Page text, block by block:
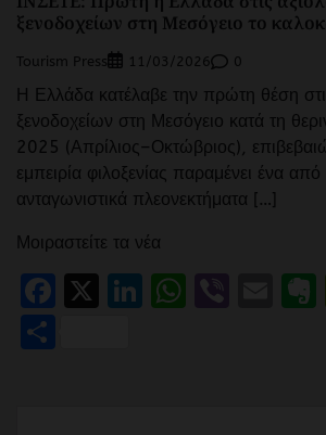
ξενοδοχείων στη Μεσόγειο το
Tourism Press 11/03/2026 0
Η Ελλάδα κατέλαβε την πρώτη θέση
ξενοδοχείων στη Μεσόγειο κατά τη
2025 (Απρίλιος–Οκτώβριος),
εμπειρία φιλοξενίας παραμένει ένα
ανταγωνιστικά πλεονεκτήματα […]
Μοιραστείτε τα νέα
Facebook
X LinkedInViber